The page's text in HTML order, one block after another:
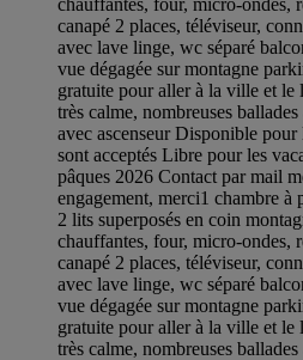
canapé 2 places, téléviseur,
avec lave linge, wc séparé
vue dégagée sur montagne
gratuite pour aller à la ville et le
très calme, nombreuses
avec ascenseur Disponible
sont acceptés Libre pour les
pâques 2026 Contact par mail
engagement, merci1 chambre à
2 lits superposés en coin
chauffantes, four, micro-ondes,
canapé 2 places, téléviseur,
avec lave linge, wc séparé
vue dégagée sur montagne
gratuite pour aller à la ville et le
très calme, nombreuses